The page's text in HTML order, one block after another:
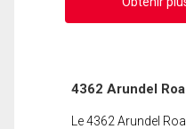
4362 Arundel
Le 4362 Arundel